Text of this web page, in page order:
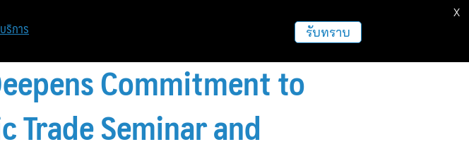
Commitment to
Trade Seminar and
ริการ รับทราบ
X